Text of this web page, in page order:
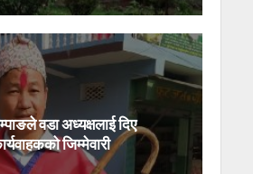
वडा अध्यक्षलाई दिए
जिम्मेवारी